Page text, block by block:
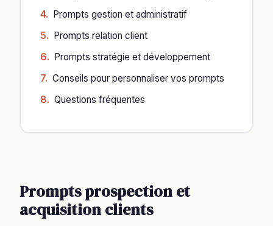
Prompts gestion et administratif
Prompts relation client
Prompts stratégie et développement
Conseils pour personnaliser vos prompts
Questions fréquentes
Prompts prospection et
acquisition clients